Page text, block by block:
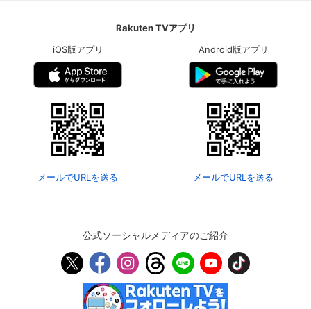
Rakuten TVアプリ
iOS版アプリ
メールでURLを送る
Android版アプリ
メールでURLを送る
公式ソーシャルメディアのご紹介